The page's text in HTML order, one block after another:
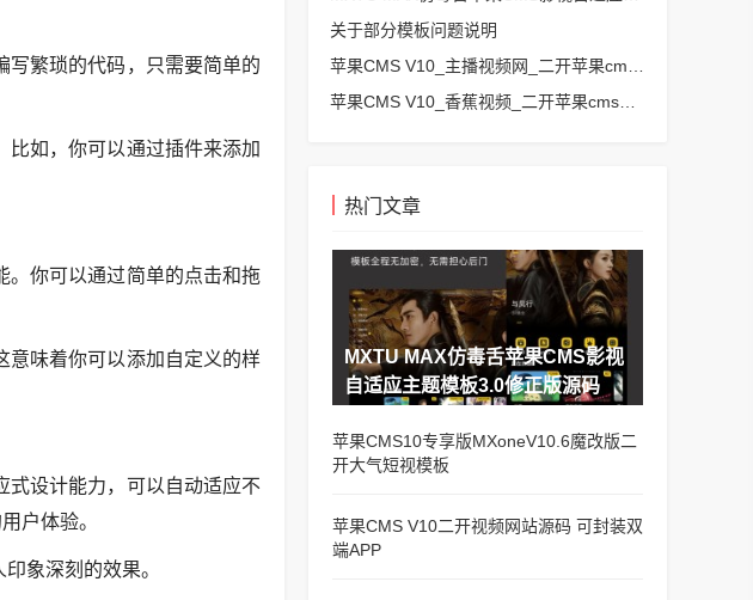
写繁琐的代码，只需要简单的
如，你可以通过插件来添加
。你可以通过简单的点击和拖
意味着你可以添加自定义的样
式设计能力，可以自动适应不
户体验。
象深刻的效果。
关于部分模板问题说明
热门文章
MXTU MAX仿毒舌苹果CMS影视
自适应主题模板3.0修正版源码
苹果CMS10专享版MXoneV10.6魔改版二
开大气短视模板
苹果CMS V10二开视频网站源码 可封装双
端APP